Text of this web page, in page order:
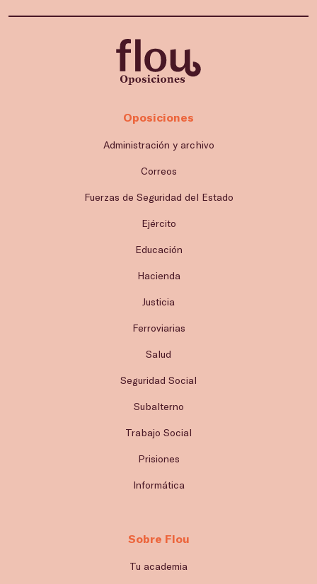
Oposiciones
Administración y archivo
Correos
Fuerzas de Seguridad del Estado
Ejército
Educación
Hacienda
Justicia
Ferroviarias
Salud
Seguridad Social
Subalterno
Trabajo Social
Prisiones
Informática
Sobre Flou
Tu academia